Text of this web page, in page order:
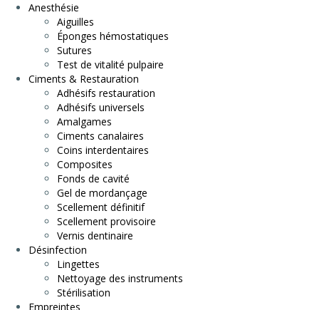
Anesthésie
Aiguilles
Éponges hémostatiques
Sutures
Test de vitalité pulpaire
Ciments & Restauration
Adhésifs restauration
Adhésifs universels
Amalgames
Ciments canalaires
Coins interdentaires
Composites
Fonds de cavité
Gel de mordançage
Scellement définitif
Scellement provisoire
Vernis dentinaire
Désinfection
Lingettes
Nettoyage des instruments
Stérilisation
Empreintes